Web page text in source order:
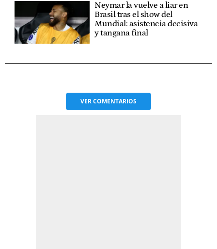
Neymar la vuelve a liar en
Brasil tras el show del
Mundial: asistencia decisiva
y tangana final
VERCOMENTARIOS